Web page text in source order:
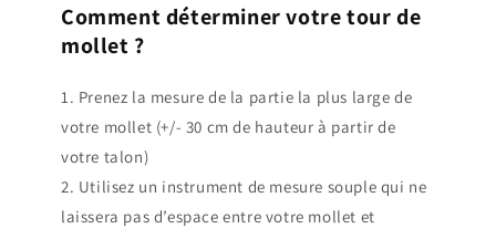
Comment déterminer votre tour de
mollet ?
1. Prenez la mesure de la partie la plus large de
votre mollet (+/- 30 cm de hauteur à partir de
votre talon)
2. Utilisez un instrument de mesure souple qui ne
laissera pas d’espace entre votre mollet et